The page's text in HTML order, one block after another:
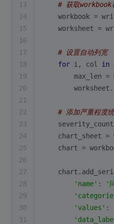
13
# 获取workbook
14
workbook =
15
worksheet =
16
17
# 设置自动列宽
18
for i, col in
19
        max_len =
20
21
22
# 添加严重程度
23
24
chart_sheet =
25
chart =
26
27
28
'name' : '
29
30
'values' :
31